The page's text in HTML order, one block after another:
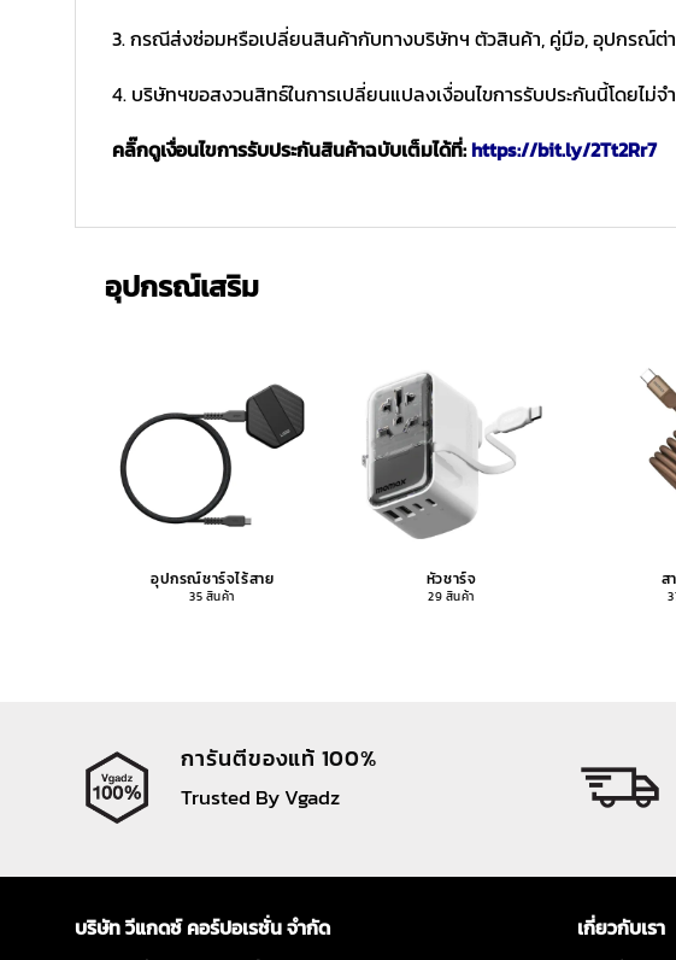
3. กรณีส่งซ่อมหรือเปลี่ยนสินค้ากับทางบริษัทฯ ตัวสินค้า, คู่มือ, อุปกร
4. บริษัทฯขอสงวนสิทธ์ในการเปลี่ยนแปลงเงื่อนไขการรับประกันนี้โดยไม่
คลิ๊กดูเงื่อนไขการรับประกันสินค้าฉบับเต็มได้ที่:https://bit.ly/2Tt2Rr7
อุปกรณ์เสริม
อุปกรณ์ชาร์จไร้สาย
35 สินค้า
หัวชาร์จ
29 สินค้า
ส
การันตีของแท้ 100%
Trusted By Vgadz
บริษัท วีแกดซ์ คอร์ปอเรชั่น จำกัด
เกี่ยวกับเรา